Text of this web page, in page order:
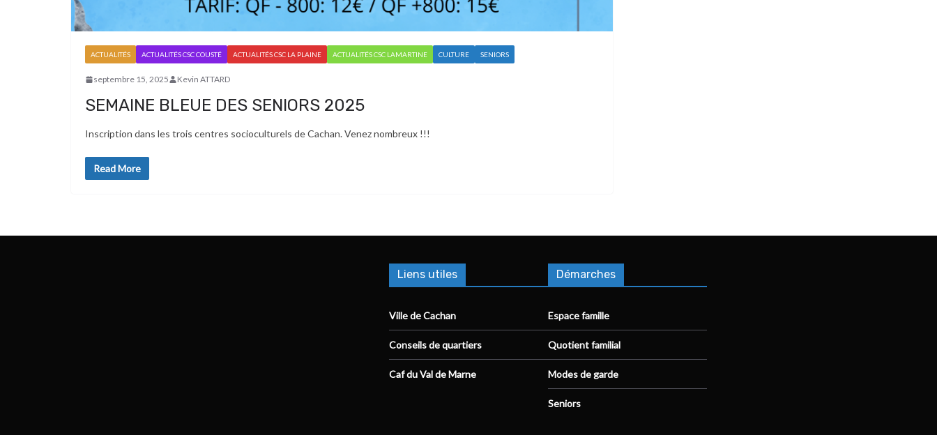
ACTUALITÉS ACTUALITÉS CSC COUSTÉ ACTUALITÉS CSC LA PLAINE ACTUALITÉS CSC LAMARTINE CULTURE SENIORS
septembre 15, 2025 Kevin ATTARD
SEMAINE BLEUE DES SENIORS 2025
Inscription dans les trois centres socioculturels de Cachan. Venez nombreux !!!
Read More
Liens utiles
Ville de Cachan
Conseils de quartiers
Caf du Val de Marne
Démarches
Espace famille
Quotient familial
Modes de garde
Seniors